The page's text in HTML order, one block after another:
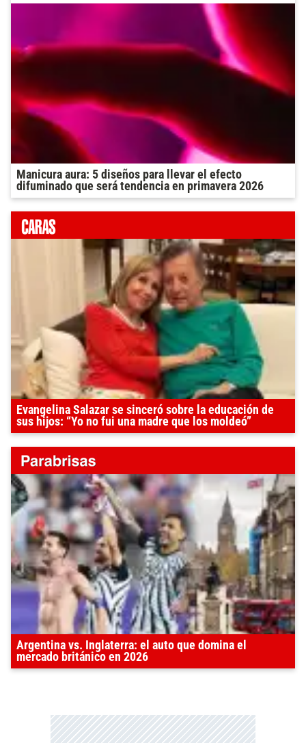
Manicura aura: 5 diseños para llevar el efecto
difuminado que será tendencia en primavera 2026
Evangelina Salazar se sinceró sobre la educación de
sus hijos: “Yo no fui una madre que los moldeó”
Argentina vs. Inglaterra: el auto que domina el
mercado británico en 2026